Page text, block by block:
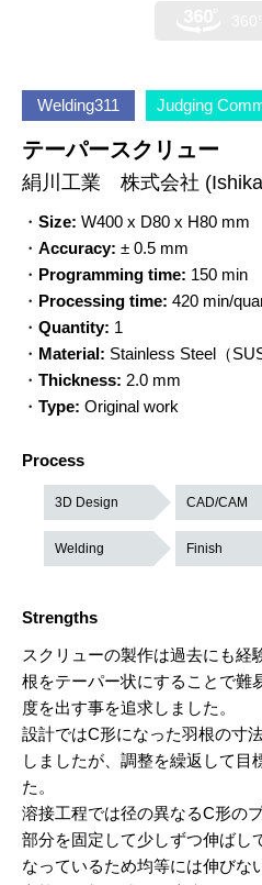
Welding311 Judging
テーパースクリュー
絹川工業 株式会社
・ Size: W400 x D80 x H80 mm
・ Accuracy: ± 0.5 mm
・ Programming time: 150 min
・ Processing time: 420 min/
・ Quantity: 1
・ Material: Stainless Steel（
・ Thickness: 2.0 mm
・ Type: Original work
Process
3D Design CAD/CAM
Welding Finish
Strengths
スクリューの製作は過去にも経
根をテーパー状にすることで難
度を出す事を追求しました。
設計ではC形になった羽根の寸
しましたが、調整を繰返して目
た。
溶接工程では径の異なるC形の
部分を固定して少しずつ伸ばし
なっているため均等には伸びな